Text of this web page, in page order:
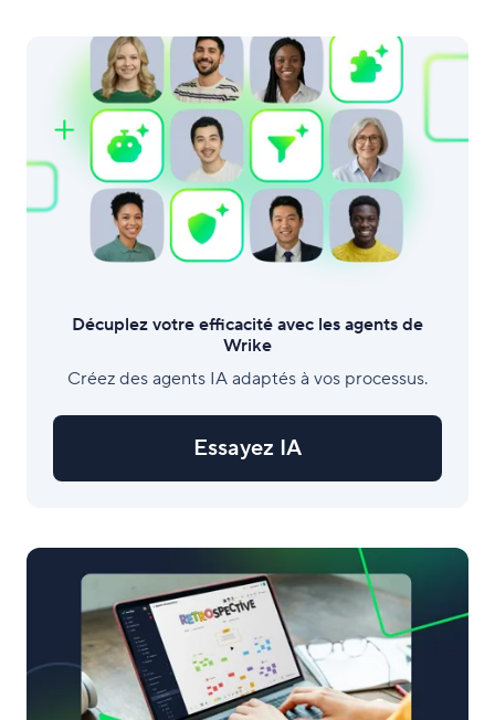
Décuplez votre efficacité avec les agents de
Wrike
Créez des agents IA adaptés à vos processus.
Essayez IA